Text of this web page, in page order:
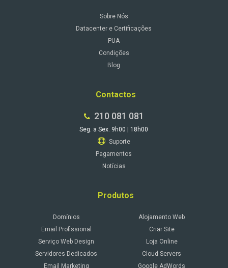
Sobre Nós
Datacenter e Certificações
PUA
Condições
Blog
Contactos
210 081 081
Seg. a Sex. 9h00 | 18h00
Suporte
Pagamentos
Notícias
Produtos
Domínios
Alojamento Web
Email Profissional
Criar Site
Serviço Web Design
Loja Online
Servidores Dedicados
Cloud Servers
Email Marketing
Google AdWords